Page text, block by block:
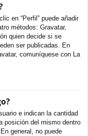
en “Perfil” puede añadir
métodos: Gravatar,
quien decide si se
ser publicadas. En
comuníquese con La
e indican la cantidad
posición del mismo dentro
general, no puede